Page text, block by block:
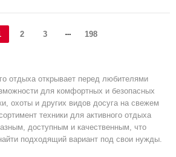
2 3 198
отдыха открывает перед любителями
для комфортных и безопасных
охоты и других видов досуга на свежем
техники для активного отдыха
доступным и качественным, что
подходящий вариант под свои нужды.